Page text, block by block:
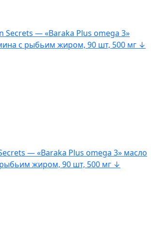
— «Baraka Plus omega 3» масло
жиром, 90 шт, 500 мг ↓